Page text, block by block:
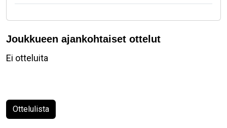
Joukkueen ajankohtaiset ottelut
Ei otteluita
Ottelulista